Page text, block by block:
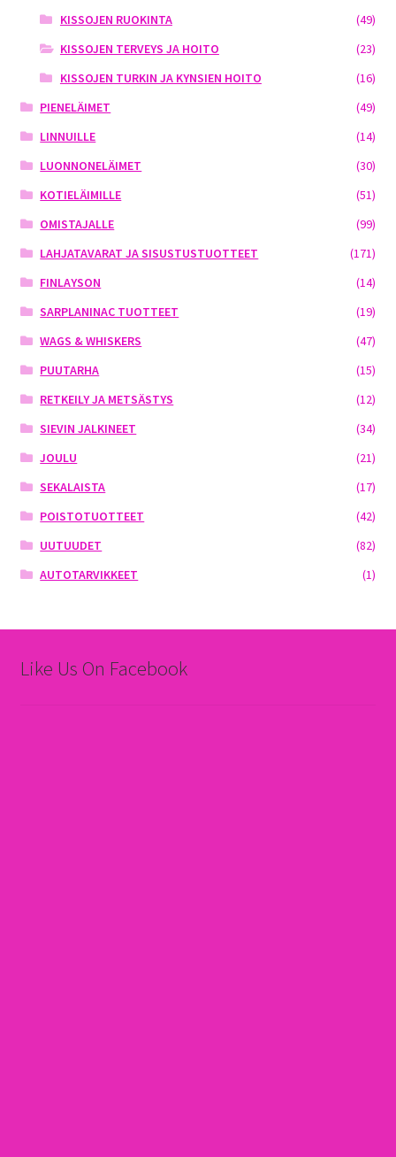
KISSOJEN RUOKINTA
(49)
KISSOJEN TERVEYS JA HOITO
(23)
KISSOJEN TURKIN JA KYNSIEN HOITO
(16)
PIENELÄIMET
(49)
LINNUILLE
(14)
LUONNONELÄIMET
(30)
KOTIELÄIMILLE
(51)
OMISTAJALLE
(99)
LAHJATAVARAT JA SISUSTUSTUOTTEET
(171)
FINLAYSON
(14)
SARPLANINAC TUOTTEET
(19)
WAGS & WHISKERS
(47)
PUUTARHA
(15)
RETKEILY JA METSÄSTYS
(12)
SIEVIN JALKINEET
(34)
JOULU
(21)
SEKALAISTA
(17)
POISTOTUOTTEET
(42)
UUTUUDET
(82)
AUTOTARVIKKEET
(1)
Like Us On Facebook